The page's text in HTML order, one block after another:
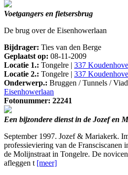
Voetgangers en fietsersbrug
De brug over de Eisenhowerlaan
Bijdrager: Ties van den Berge
Geplaatst op: 08-11-2009
Locatie 1.: Tongelre | 337
Locatie 2.: Tongelre | 337
Onderwerp.: Bruggen / Tunnels /
Eisenhowerlaan
Fotonummer: 22241
Een bijzondere dienst in de Jozef en
September 1997. Jozef & Mariakerk.
professieviering van de Fransciscanen
de Molijnstraat in Tongelre. De
afleggen t [meer]